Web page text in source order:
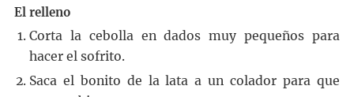
El relleno
Corta la cebolla en dados muy pequeños para
hacer el sofrito.
Saca el bonito de la lata a un colador para que